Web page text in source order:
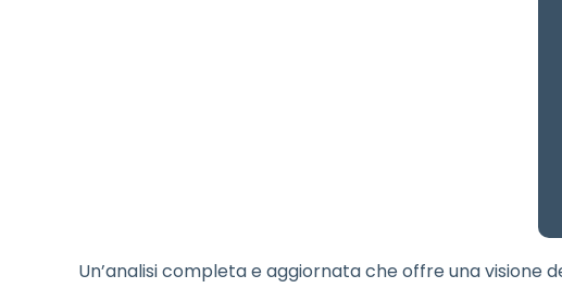
Un’analisi completa e aggiornata che offre una